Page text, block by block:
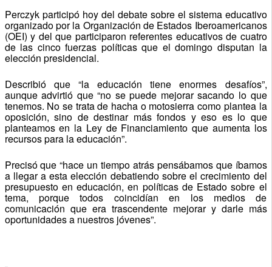
Perczyk participó hoy del debate sobre el sistema educativo
organizado por la Organización de Estados Iberoamericanos
(OEI) y del que participaron referentes educativos de cuatro
de las cinco fuerzas políticas que el domingo disputan la
elección presidencial.
Describió que “la educación tiene enormes desafíos”,
aunque advirtió que “no se puede mejorar sacando lo que
tenemos. No se trata de hacha o motosierra como plantea la
oposición, sino de destinar más fondos y eso es lo que
planteamos en la Ley de Financiamiento que aumenta los
recursos para la educación”.
Precisó que “hace un tiempo atrás pensábamos que íbamos
a llegar a esta elección debatiendo sobre el crecimiento del
presupuesto en educación, en políticas de Estado sobre el
tema, porque todos coincidían en los medios de
comunicación que era trascendente mejorar y darle más
oportunidades a nuestros jóvenes”.